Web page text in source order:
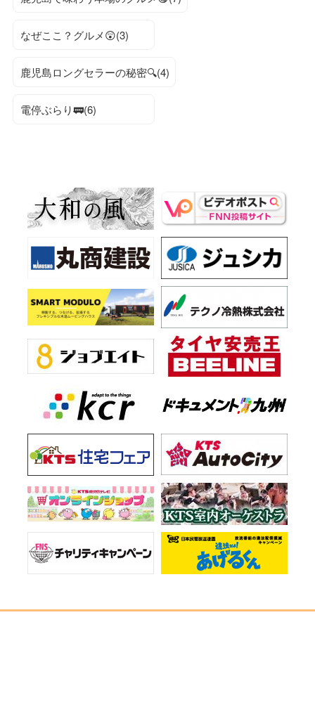
なぜここ？グルメ😲(3)
鹿児島ロングセラーの秘密🔍(4)
電停ぶらり🚃(6)